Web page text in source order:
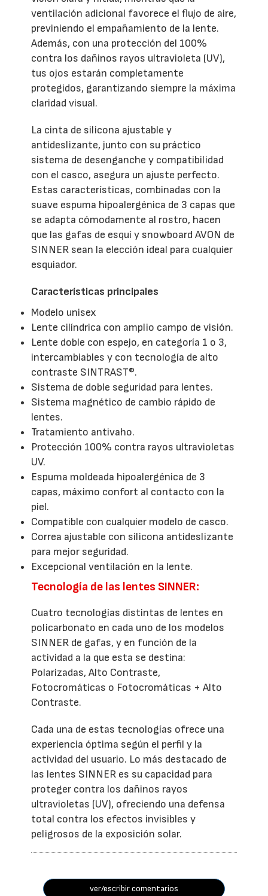
ventilación adicional favorece el flujo de aire,
previniendo el empañamiento de la lente.
Además, con una protección del 100%
contra los dañinos rayos ultravioleta (UV),
tus ojos estarán completamente
protegidos, garantizando siempre la máxima
claridad visual.
La cinta de silicona ajustable y
antideslizante, junto con su práctico
sistema de desenganche y compatibilidad
con el casco, asegura un ajuste perfecto.
Estas características, combinadas con la
suave espuma hipoalergénica de 3 capas que
se adapta cómodamente al rostro, hacen
que las gafas de esquí y snowboard AVON de
SINNER sean la elección ideal para cualquier
esquiador.
Características principales
Modelo unisex
Lente cilíndrica con amplio campo de visión.
Lente doble con espejo, en categoría 1 o 3,
intercambiables y con tecnología de alto
contraste SINTRAST®.
Sistema de doble seguridad para lentes.
Sistema magnético de cambio rápido de
lentes.
Tratamiento antivaho.
Protección 100% contra rayos ultravioletas
UV.
Espuma moldeada hipoalergénica de 3
capas, máximo confort al contacto con la
piel.
Compatible con cualquier modelo de casco.
Correa ajustable con silicona antideslizante
para mejor seguridad.
Excepcional ventilación en la lente.
Tecnología de las lentes SINNER:
Cuatro tecnologías distintas de lentes en
policarbonato en cada uno de los modelos
SINNER de gafas, y en función de la
actividad a la que esta se destina:
Polarizadas, Alto Contraste,
Fotocromáticas o Fotocromáticas + Alto
Contraste.
Cada una de estas tecnologías ofrece una
experiencia óptima según el perfil y la
actividad del usuario. Lo más destacado de
las lentes SINNER es su capacidad para
proteger contra los dañinos rayos
ultravioletas (UV), ofreciendo una defensa
total contra los efectos invisibles y
peligrosos de la exposición solar.
ver/escribir comentarios